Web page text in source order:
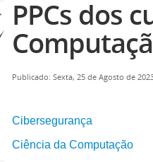
PPCs dos
Publicado: Sexta, 25 de Agosto de
Cibersegurança
Ciência da Computação